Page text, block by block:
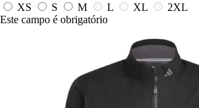
XS
S M L XL
2XL
Este campo é obrigatório